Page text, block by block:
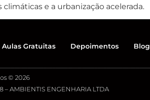
climáticas e a urbanização acelerada.
Aulas Gratuitas Depoimentos Blog
© 2026
– AMBIENTIS ENGENHARIA LTDA